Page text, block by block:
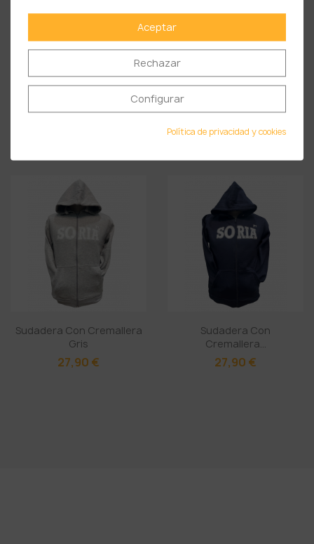
Sudadera University Gris
Sudadera Con Cremallera
Gris
27,90 €
Sudadera Con
Cremallera...
27,90 €
Aceptar
Rechazar
Configurar
Política de privacidad y cookies